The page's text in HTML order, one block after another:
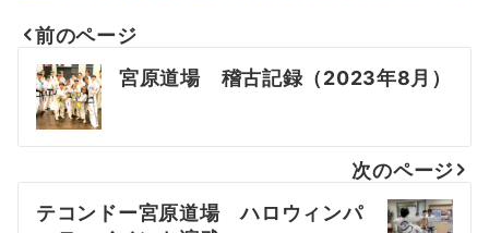
投
稿
ナ
ビ
前のページ
宮原道場 稽古記録（2023年8月）
次のページ
テコンドー宮原道場 ハロウィンパ